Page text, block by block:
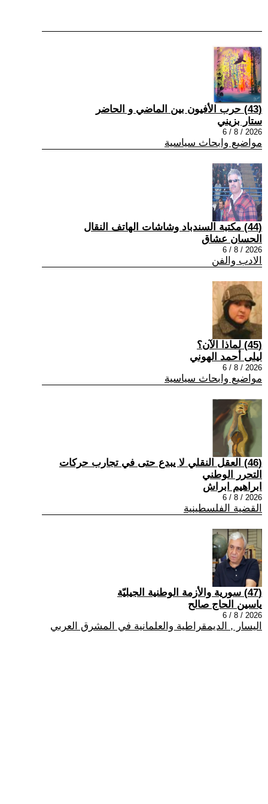
(43) حرب الأفيون بين الماضي و الحاضر
ستار بزيني
2026 / 8 / 6
مواضيع وابحاث سياسية
(44) مكتبة السندباد وشاشات الهاتف النقال
الحسان عشاق
2026 / 8 / 6
الادب والفن
(45) لماذا الآن؟
ليلى أحمد الهوني
2026 / 8 / 6
مواضيع وابحاث سياسية
(46) العقل النقلي لا يبدع حتى في تجارب حركات
التحرر الوطني
ابراهيم ابراش
2026 / 8 / 6
القضية الفلسطينية
(47) سورية والأزمة الوطنية الجيليّة
ياسين الحاج صالح
2026 / 8 / 6
اليسار , الديمقراطية والعلمانية في المشرق العربي